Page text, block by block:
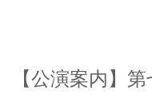
【公演案内】